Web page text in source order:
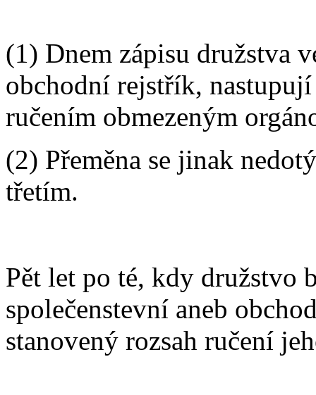
(1) Dnem zápisu družstva
obchodní rejstřík,
ručením obmezeným
(2) Přeměna se jinak
třetím.
Pět let po té, kdy družstvo
společenstevní aneb
stanovený rozsah ručení